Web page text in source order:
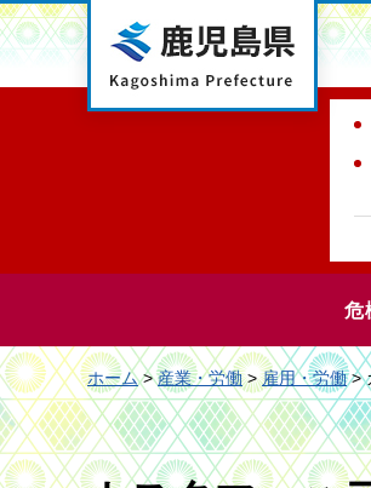
鹿児島県
危
ホーム>産業・労働>雇用・労働>